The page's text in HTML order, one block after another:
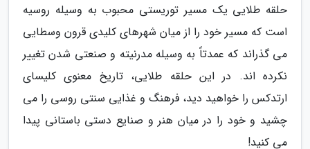
حلقه طلایی یک مسیر توریستی محبوب به وسیله روسیه
است که مسیر خود را از میان شهرهای کلیدی قرون وسطایی
می گذراند که عمدتاً به وسیله مدرنیته و صنعتی شدن تغییر
نکرده اند. در این حلقه طلایی، تاریخ معنوی کلیسای
ارتدکس را خواهید دید، فرهنگ و غذایی سنتی روسی را می
چشید و خود را در میان هنر و صنایع دستی باستانی پیدا
می کنید!